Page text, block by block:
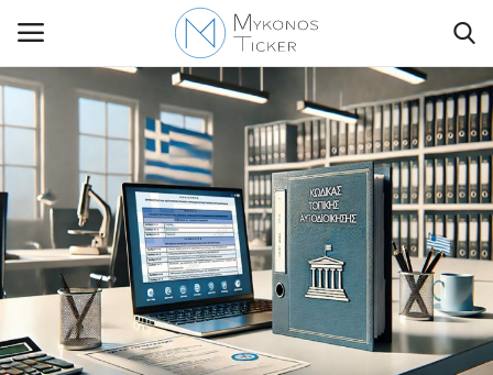
Contact Us
Politique
Business
Travel